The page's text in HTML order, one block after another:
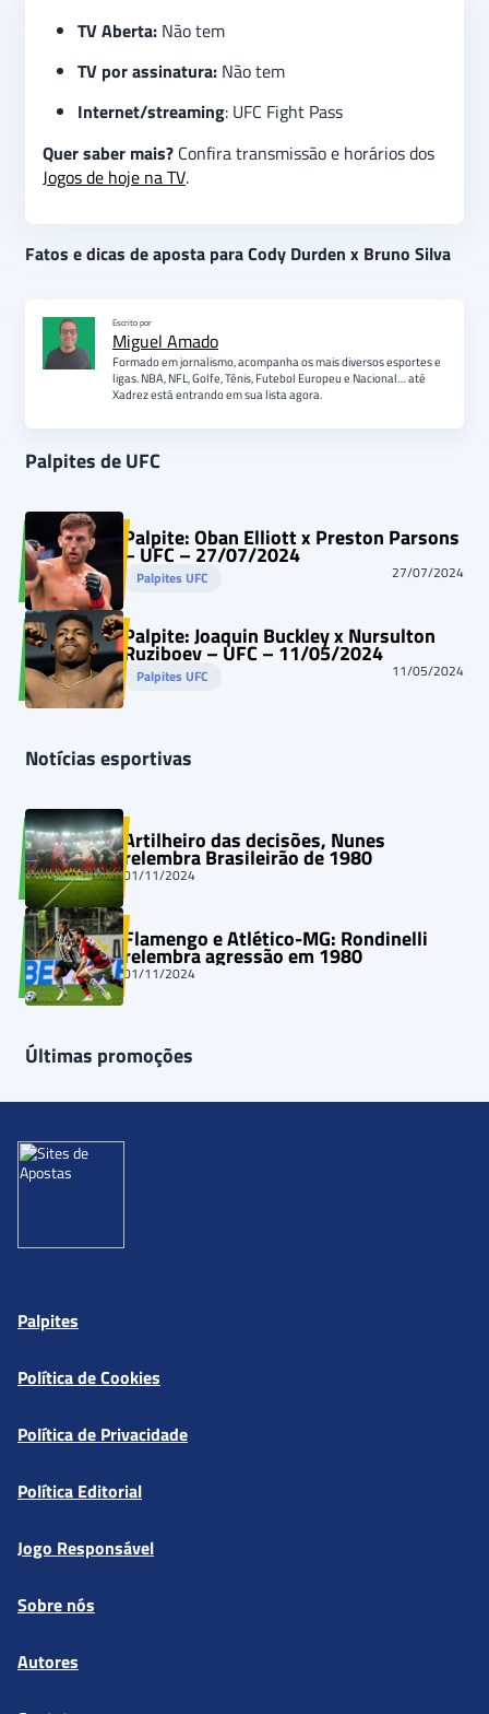
TV Aberta: Não tem
TV por assinatura: Não tem
Internet/streaming: UFC Fight Pass
Quer saber mais? Confira transmissão e horários dos
Jogos de hoje na TV.
Fatos e dicas de aposta para Cody Durden x Bruno Silva
Escrito por
Miguel Amado
Formado em jornalismo, acompanha os mais diversos esportes e
ligas. NBA, NFL, Golfe, Tênis, Futebol Europeu e Nacional… até
Xadrez está entrando em sua lista agora.
Palpites de UFC
Palpite: Oban Elliott x Preston Parsons
– UFC – 27/07/2024
Palpites UFC 27/07/2024
Palpite: Joaquin Buckley x Nursulton
Ruziboev – UFC – 11/05/2024
Palpites UFC 11/05/2024
Notícias esportivas
Artilheiro das decisões, Nunes
relembra Brasileirão de 1980
01/11/2024
Flamengo e Atlético-MG: Rondinelli
relembra agressão em 1980
01/11/2024
Últimas promoções
Palpites
Política de Cookies
Política de Privacidade
Política Editorial
Jogo Responsável
Sobre nós
Autores